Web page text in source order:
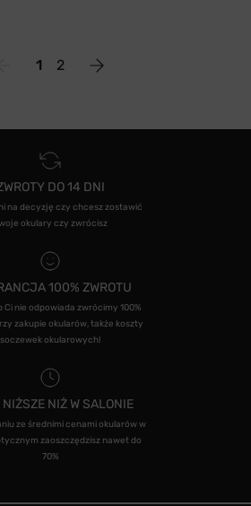
1 2
DO 14 DNI
na decyzję czy chcesz zostawić
okulary czy zwrócisz
100% ZWROTU
Ci nie odpowiada zwrócimy 100%
zakupie okularów, także koszty
soczewek okularowych!
NIŻSZE NIŻ W SALONIE
ze średnimi cenami okularów w
zaoszczędzisz nawet do
70%